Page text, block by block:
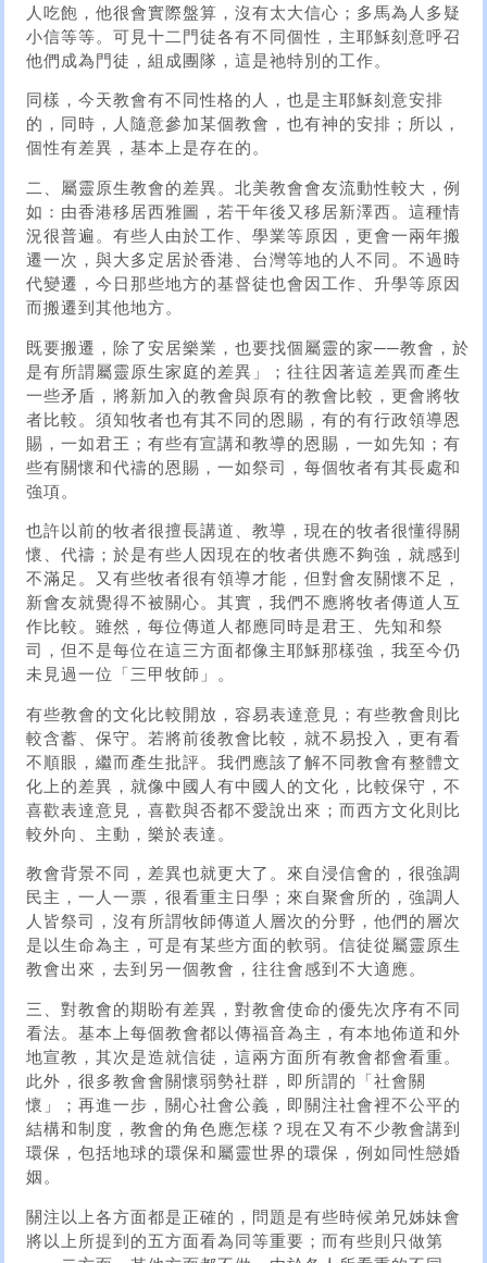
人吃飽，他很會實際盤算，沒有太大信心；多馬為人多疑
小信等等。可見十二門徒各有不同個性，主耶穌刻意呼召
他們成為門徒，組成團隊，這是祂特別的工作。
同樣，今天教會有不同性格的人，也是主耶穌刻意安排
的，同時，人隨意參加某個教會，也有神的安排；所以，
個性有差異，基本上是存在的。
二、屬靈原生教會的差異。北美教會會友流動性較大，例
如：由香港移居西雅圖，若干年後又移居新澤西。這種情
況很普遍。有些人由於工作、學業等原因，更會一兩年搬
遷一次，與大多定居於香港、台灣等地的人不同。不過時
代變遷，今日那些地方的基督徒也會因工作、升學等原因
而搬遷到其他地方。
既要搬遷，除了安居樂業，也要找個屬靈的家──教會，於
是有所謂屬靈原生家庭的差異」；往往因著這差異而產生
一些矛盾，將新加入的教會與原有的教會比較，更會將牧
者比較。須知牧者也有其不同的恩賜，有的有行政領導恩
賜，一如君王；有些有宣講和教導的恩賜，一如先知；有
些有關懷和代禱的恩賜，一如祭司，每個牧者有其長處和
強項。
也許以前的牧者很擅長講道、教導，現在的牧者很懂得關
懷、代禱；於是有些人因現在的牧者供應不夠強，就感到
不滿足。又有些牧者很有領導才能，但對會友關懷不足，
新會友就覺得不被關心。其實，我們不應將牧者傳道人互
作比較。雖然，每位傳道人都應同時是君王、先知和祭
司，但不是每位在這三方面都像主耶穌那樣強，我至今仍
未見過一位「三甲牧師」。
有些教會的文化比較開放，容易表達意見；有些教會則比
較含蓄、保守。若將前後教會比較，就不易投入，更有看
不順眼，繼而產生批評。我們應該了解不同教會有整體文
化上的差異，就像中國人有中國人的文化，比較保守，不
喜歡表達意見，喜歡與否都不愛說出來；而西方文化則比
較外向、主動，樂於表達。
教會背景不同，差異也就更大了。來自浸信會的，很強調
民主，一人一票，很看重主日學；來自聚會所的，強調人
人皆祭司，沒有所謂牧師傳道人層次的分野，他們的層次
是以生命為主，可是有某些方面的軟弱。信徒從屬靈原生
教會出來，去到另一個教會，往往會感到不大適應。
三、對教會的期盼有差異，對教會使命的優先次序有不同
看法。基本上每個教會都以傳福音為主，有本地佈道和外
地宣教，其次是造就信徒，這兩方面所有教會都會看重。
此外，很多教會會關懷弱勢社群，即所謂的「社會關
懷」；再進一步，關心社會公義，即關注社會裡不公平的
結構和制度，教會的角色應怎樣？現在又有不少教會講到
環保，包括地球的環保和屬靈世界的環保，例如同性戀婚
姻。
關注以上各方面都是正確的，問題是有些時候弟兄姊妹會
將以上所提到的五方面看為同等重要；而有些則只做第